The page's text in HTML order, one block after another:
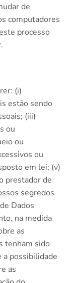
de
computadores
processo
(i)
estão sendo
(iii)
ou
ou
ou
em lei; (v)
prestador de
segredos
Dados
na medida
as
tenham sido
a possibilidade
as